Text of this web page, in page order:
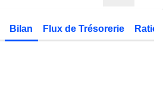
Bilan Flux de Trésorerie